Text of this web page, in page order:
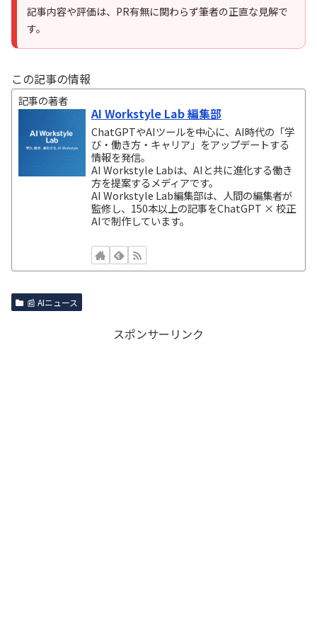
記事内容や評価は、PR有無に関わらず筆者の正直な見解で
す。
この記事の情報
記事の著者
AI Workstyle Lab 編集部
ChatGPTやAIツールを中心に、AI時代の「学
び・働き方・キャリア」をアップデートする
情報を発信。
AI Workstyle Labは、AIと共に進化する働き
方を提案するメディアです。
AI Workstyle Lab編集部は、人間の編集者が
監修し、150本以上の記事をChatGPT × 校正
AIで制作しています。
📰 AIニュース
スポンサーリンク